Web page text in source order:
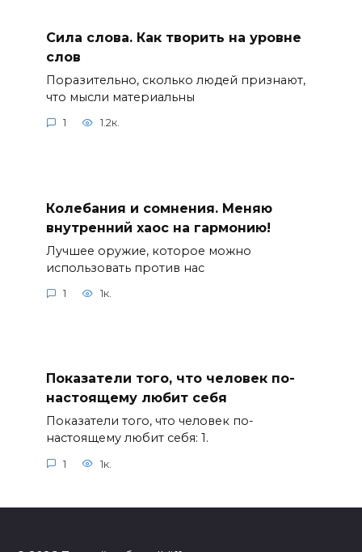
Сила слова. Как творить на уровне
слов
Поразительно, сколько людей признают,
что мысли материальны
1 1.2к.
Колебания и сомнения. Меняю
внутренний хаос на гармонию!
Лучшее оружие, которое можно
использовать против нас
1 1к.
Показатели того, что человек по-
настоящему любит себя
Показатели того, что человек по-
настоящему любит себя: 1.
1 1к.